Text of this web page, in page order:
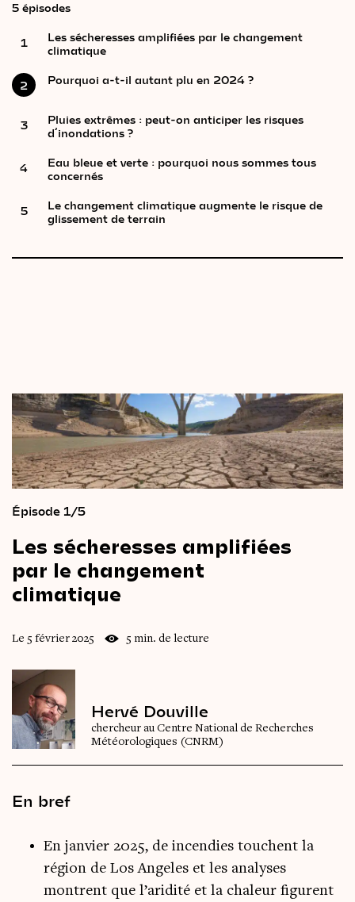
5 épisodes
1
Les sécheresses amplifiées par le changement
climatique
2 Pourquoi a-t-il autant plu en 2024 ?
3
Pluies extrêmes : peut-on anticiper les risques
d’inondations ?
4
Eau bleue et verte : pourquoi nous sommes tous
concernés
5
Le changement climatique augmente le risque de
glissement de terrain
Épisode 1/5
Les sécheresses amplifiées
par le changement
climatique
Le 5 février 2025 5 min. de lecture
Hervé Douville
chercheur au Centre National de Recherches
Météorologiques (CNRM)
En bref
En janvier 2025, de incendies touchent la
région de Los Angeles et les analyses
montrent que l’aridité et la chaleur figurent